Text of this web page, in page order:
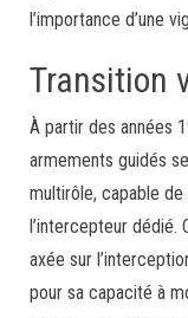
l’importance d’une
Transition
À partir des années
armements guidés
multirôle, capable
l’intercepteur dédié.
axée sur
pour sa capacité à